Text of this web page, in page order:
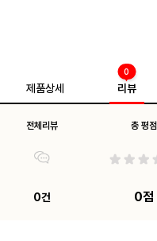
제품상세 리뷰
0
전체리뷰
0건
총 평점
0점